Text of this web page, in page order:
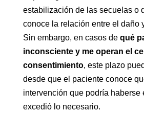
estabilización de las secuelas o
conoce la relación entre el daño
Sin embargo, en casos de qué
inconsciente y me operan el
consentimiento, este plazo
desde que el paciente conoce
intervención que podría haberse
excedió lo necesario.